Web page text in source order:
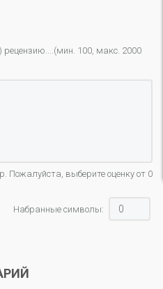
100, макс. 2000
Пожалуйста, выберите оценку от 0
Набранные символы: